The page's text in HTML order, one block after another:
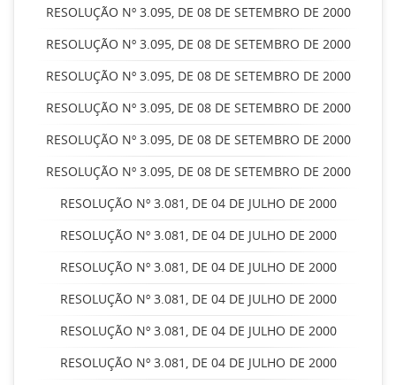
RESOLUÇÃO Nº 3.095, DE 08 DE SETEMBRO DE 2000
RESOLUÇÃO Nº 3.095, DE 08 DE SETEMBRO DE 2000
RESOLUÇÃO Nº 3.095, DE 08 DE SETEMBRO DE 2000
RESOLUÇÃO Nº 3.095, DE 08 DE SETEMBRO DE 2000
RESOLUÇÃO Nº 3.095, DE 08 DE SETEMBRO DE 2000
RESOLUÇÃO Nº 3.095, DE 08 DE SETEMBRO DE 2000
RESOLUÇÃO Nº 3.081, DE 04 DE JULHO DE 2000
RESOLUÇÃO Nº 3.081, DE 04 DE JULHO DE 2000
RESOLUÇÃO Nº 3.081, DE 04 DE JULHO DE 2000
RESOLUÇÃO Nº 3.081, DE 04 DE JULHO DE 2000
RESOLUÇÃO Nº 3.081, DE 04 DE JULHO DE 2000
RESOLUÇÃO Nº 3.081, DE 04 DE JULHO DE 2000